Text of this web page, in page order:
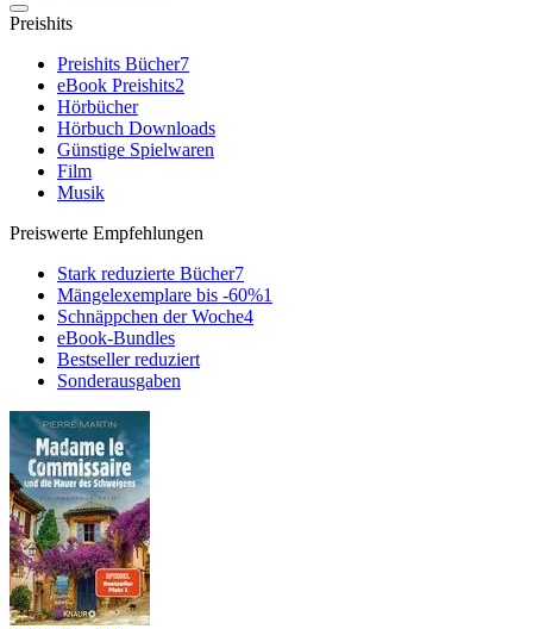
Preishits
Preishits Bücher7
eBook Preishits2
Hörbücher
Hörbuch Downloads
Günstige Spielwaren
Film
Musik
Preiswerte Empfehlungen
Stark reduzierte Bücher7
Mängelexemplare bis -60%1
Schnäppchen der Woche4
eBook-Bundles
Bestseller reduziert
Sonderausgaben